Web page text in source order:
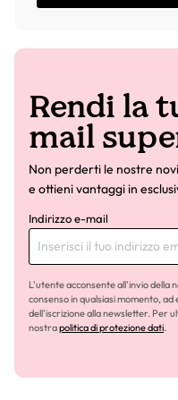
Rendi la
mail
Non perderti le nostre
e ottieni vantaggi in
Indirizzo e-mail
L'utente acconsente all'invio della
consenso in qualsiasi momento,
dell'iscrizione alla newsletter. Per
nostrapolitica di protezione dati.